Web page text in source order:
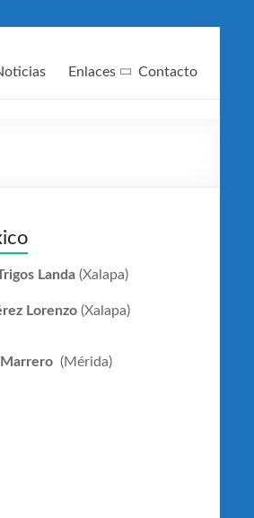
Enlaces Contacto
Landa (Xalapa)
Lorenzo (Xalapa)
Marrero (Mérida)